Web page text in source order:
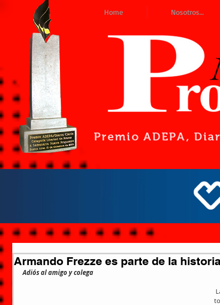
Home Nosotros...
Premio ADEPA,
Armando Frezze es parte de la
Adiós al amigo y colega